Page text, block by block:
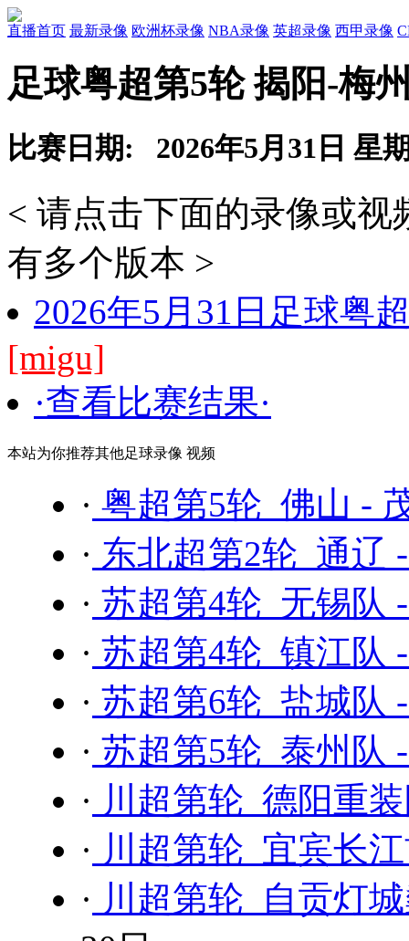
直播首页 最新录像 欧洲杯录像 NBA录像 英超录像 西甲录像
足球粤超第5轮 揭阳-梅
比赛日期: 2026年5月31日 星
< 请点击下面的录像或
有多个版本 >
2026年5月31日足球粤
[migu]
·查看比赛结果·
本站为你推荐其他足球录像 视频
· 粤超第5轮 佛山 -
· 东北超第2轮 通辽
· 苏超第4轮 无锡队
· 苏超第4轮 镇江队
· 苏超第6轮 盐城队
· 苏超第5轮 泰州队
· 川超第轮 德阳重
· 川超第轮 宜宾长
· 川超第轮 自贡灯